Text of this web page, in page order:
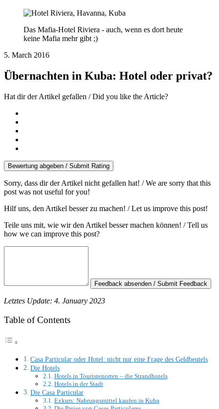
Das Mafia-Hotel Riviera - auch, wenn es dort heute
keine Mafia mehr gibt ;)
5. March 2016
Übernachten in Kuba: Hotel oder privat?
Hat dir der Artikel gefallen / Did you like the Article?
Bewertung abgeben / Submit Rating
Sorry, dass dir der Artikel nicht gefallen hat! / We are sorry that this
post was not useful for you!
Hilf uns, den Artikel besser zu machen! / Let us improve this post!
Teile uns mit, wie wir den Artikel besser machen können! / Tell us
how we can improve this post?
Feedback absenden / Submit Feedback
Letztes Update: 4. January 2023
Table of Contents
Casa Particular oder Hotel: nicht nur eine Frage des Geldbeutels
Die Hotels
Hotels in Touristenorten – die Strandhotels
Hotels in der Stadt
Die Casa Particular
Exkurs: Nahrungsmittel kaufen in Kuba